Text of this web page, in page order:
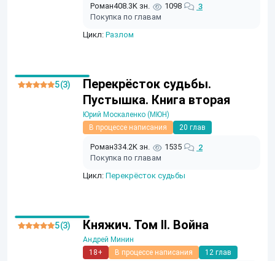
Роман408.3K зн. 1098
3
Покупка по главам
Цикл: Разлом
Перекрёсток судьбы.
Пустышка. Книга вторая
Юрий Москаленко (МЮН)
В процессе написания
20 глав
Роман334.2K зн. 1535
2
Покупка по главам
Цикл: Перекрёсток судьбы
5 (3)
Княжич. Том II. Война
Андрей Минин
18+
В процессе написания 12 глав
5 (3)